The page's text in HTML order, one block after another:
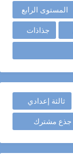
المستوى الرابع
جذاذات
ثالثة إعدادي
جذع مشترك